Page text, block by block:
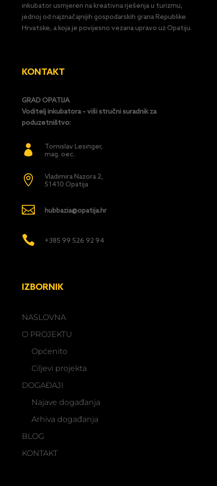
inkubator usmjeren na kreativna rješenja u turizmu,
jednoj od najznačajnijih gospodarskih grana Republike
Hrvatske, a koja je povijesno vezana upravo uz Opatiju.
KONTAKT
GRAD OPATIJA
Voditelj inkubatora – viši stručni suradnik za
poduzetništvo:

Tomislav Lesinger,
mag. oec.

Vladimira Nazora 2,
51410 Opatija
 hubbazia@opatija.hr
 +385 99 526 92 94
IZBORNIK
NASLOVNA
O PROJEKTU
Općenito
Ciljevi projekta
DOGAĐAJI
Najave događanja
Arhiva događanja
BLOG
KONTAKT